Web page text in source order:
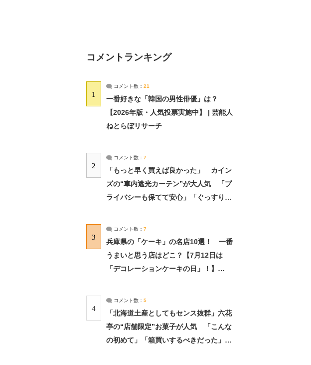
コメントランキング
1
コメント数： 21
一番好きな「韓国の男性俳優」は？
【2026年版・人気投票実施中】 | 芸能人
ねとらぼリサーチ
2
コメント数： 7
「もっと早く買えば良かった」 カイン
ズの“車内遮光カーテン”が大人気 「プ
ライバシーも保てて安心」「ぐっすり眠
3
コメント数： 7
兵庫県の「ケーキ」の名店10選！ 一番
うまいと思う店はどこ？【7月12日は
「デコレーションケーキの日」！】
4
コメント数： 5
「北海道土産としてもセンス抜群」六花
亭の“店舗限定”お菓子が人気 「こんな
の初めて」「箱買いするべきだった」